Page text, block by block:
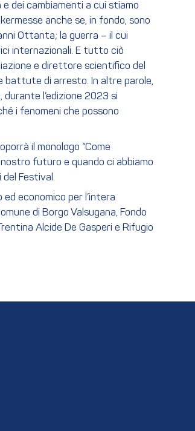
e dei cambiamenti a cui stiamo
anche se, in fondo, sono
Ottanta; la guerra – il cui
internazionali. E tutto ciò
e direttore scientifico del
battute di arresto. In altre parole,
l’edizione 2023 si
i fenomeni che possono
il monologo “Come
futuro e quando ci abbiamo
Festival.
economico per l’intera
di Borgo Valsugana, Fondo
Alcide De Gasperi e Rifugio